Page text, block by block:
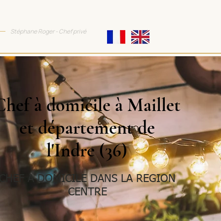
Stéphane Roger - Chef privé
à domicile à Maillet
et département de
l'Indre (36)
A DOMICILE DANS LA REGION
CENTRE